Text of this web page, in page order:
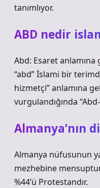
tanımlıyor.
ABD nedir
Abd: Esaret
“abd” İslami bir
hizmetçi” anlamına
vurgulandığında
Almanya’nın
Almanya nüfusunun
mezhebine
%44’ü Protestandır.